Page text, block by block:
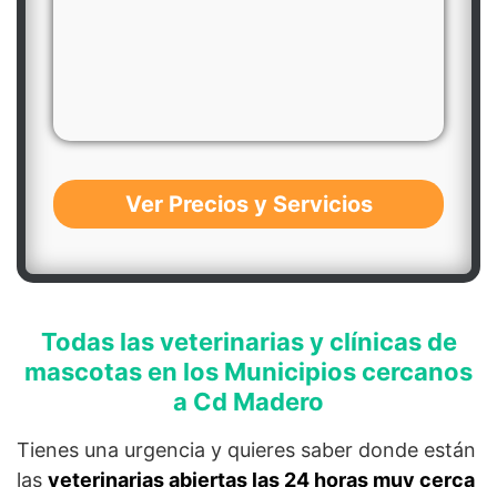
Ver Precios y Servicios
Todas las veterinarias y clínicas de
mascotas en los Municipios cercanos
a Cd Madero
Tienes una urgencia y quieres saber donde están
las veterinarias abiertas las 24 horas muy cerca